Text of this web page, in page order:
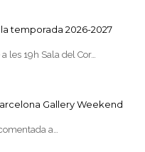
la temporada 2026-2027
les 19h Sala del Cor…
Gallery Weekend
a…